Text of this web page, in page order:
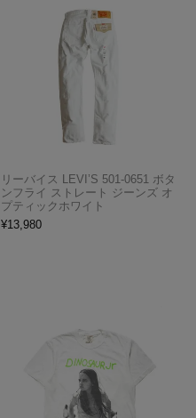
リーバイス LEVI’S 501-0651 ボタ
ンフライ ストレート ジーンズ オ
プティックホワイト
¥13,980